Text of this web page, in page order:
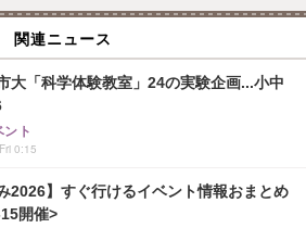
関連ニュース
大「科学体験教室」24の実験企画...小中
ント
0:15
2026】すぐ行けるイベント情報おまとめ
開催>